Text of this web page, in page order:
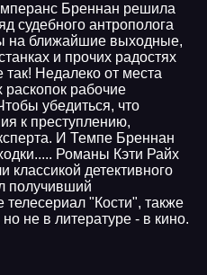
Бреннан решила
судебного антрополога
на ближайшие выходные,
и прочих радостях
Недалеко от места
раскопок рабочие
убедиться, что
к преступлению,
И Темпе Бреннан
Романы Кэти Райх
детективного
получивший
"Кости", также
не в литературе - в кино.